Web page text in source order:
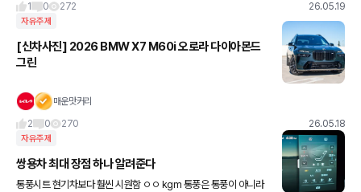
1
0 272 26.05.19
자유주제
[신차사진] 2026 BMW X7 M60i 오로라 다이아몬드
그린
매운맛커리
2
0 270 26.05.18
자유주제
쌍용차 최대 장점 하나 알려준다
통풍시트 현기차보다 훨씬 시원함 ㅇㅇ kgm 통풍은 통풍이 아니라